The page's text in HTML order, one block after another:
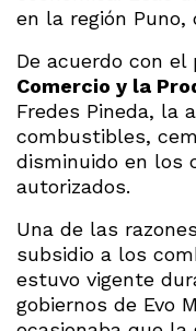
en la región
De acuerdo con
Comercio y la
Fredes Pineda, la
combustibles,
disminuido en los
autorizados.
Una de las
subsidio a los
estuvo vigente
gobiernos de Evo